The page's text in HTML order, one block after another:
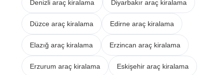
Denizli araç kiralama Diyarbakır araç kiralama
Düzce araç kiralama Edirne araç kiralama
Elazığ araç kiralama Erzincan araç kiralama
Erzurum araç kiralama Eskişehir araç kiralama